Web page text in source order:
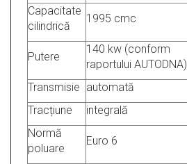
Capacitate
cilindrică
1995 cmc
Putere
140 kw (conform
raportului AUTODNA)
Transmisie automată
Tracțiune
integrală
Normă
poluare
Euro 6